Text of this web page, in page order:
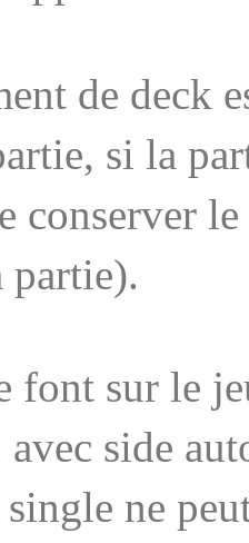
de deck
si la
conserver
partie).
font sur le
side
ne